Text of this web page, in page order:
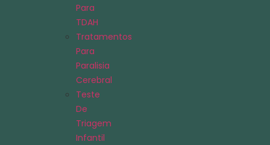
Para
TDAH
Tratamentos
Para
Paralisia
Cerebral
Teste
De
Triagem
Infantil